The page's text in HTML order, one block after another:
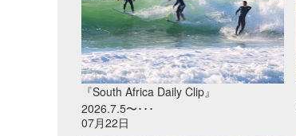
『South Africa Daily Clip』
2026.7.5〜･･･
07月22日